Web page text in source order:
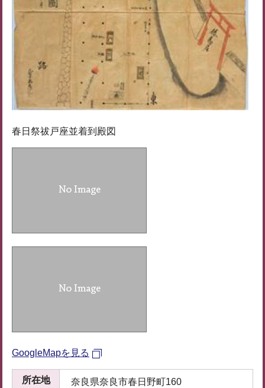
春日祭祓戸座並着到殿図
GoogleMapを見る
所在地 奈良県奈良市春日野町160